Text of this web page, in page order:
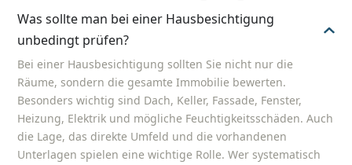
Was sollte man bei einer Hausbesichtigung
unbedingt prüfen?
Bei einer Hausbesichtigung sollten Sie nicht nur die
Räume, sondern die gesamte Immobilie bewerten.
Besonders wichtig sind Dach, Keller, Fassade, Fenster,
Heizung, Elektrik und mögliche Feuchtigkeitsschäden. Auch
die Lage, das direkte Umfeld und die vorhandenen
Unterlagen spielen eine wichtige Rolle. Wer systematisch